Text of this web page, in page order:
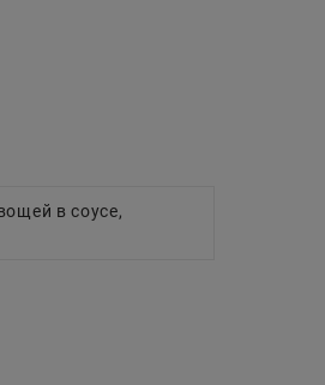
в соусе,